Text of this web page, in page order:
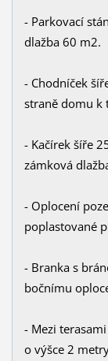
- Parkovací
dlažba 60 m2.
- Chodníček
straně domu k
- Kačírek šíře
zámková
- Oplocení
poplastované
- Branka s
bočnímu
- Mezi
o výšce 2